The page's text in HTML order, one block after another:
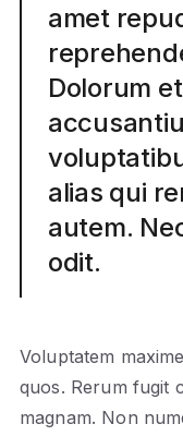
amet
Dolorum
alias qui
autem.
odit.
Voluptatem
quos. Rerum fugit
magnam. Non